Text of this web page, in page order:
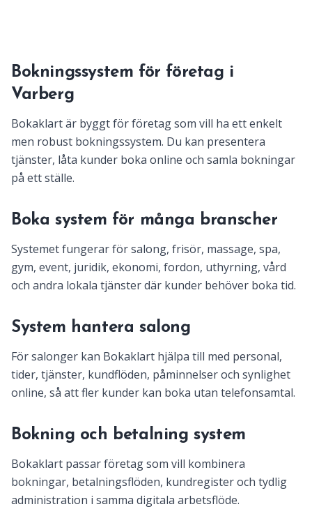
Bokningssystem för företag i
Varberg
Bokaklart är byggt för företag som vill ha ett enkelt
men robust bokningssystem. Du kan presentera
tjänster, låta kunder boka online och samla bokningar
på ett ställe.
Boka system för många branscher
Systemet fungerar för salong, frisör, massage, spa,
gym, event, juridik, ekonomi, fordon, uthyrning, vård
och andra lokala tjänster där kunder behöver boka tid.
System hantera salong
För salonger kan Bokaklart hjälpa till med personal,
tider, tjänster, kundflöden, påminnelser och synlighet
online, så att fler kunder kan boka utan telefonsamtal.
Bokning och betalning system
Bokaklart passar företag som vill kombinera
bokningar, betalningsflöden, kundregister och tydlig
administration i samma digitala arbetsflöde.